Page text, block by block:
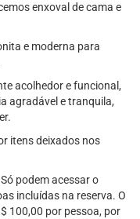
enxoval de cama e
e moderna para
acolhedor e funcional,
agradável e tranquila,
itens deixados nos
podem acessar o
incluídas na reserva. O
100,00 por pessoa, por